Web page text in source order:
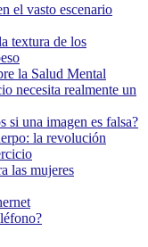
el vasto escenario
textura de los
la Salud Mental
necesita realmente un
si una imagen es falsa?
la revolución
las mujeres